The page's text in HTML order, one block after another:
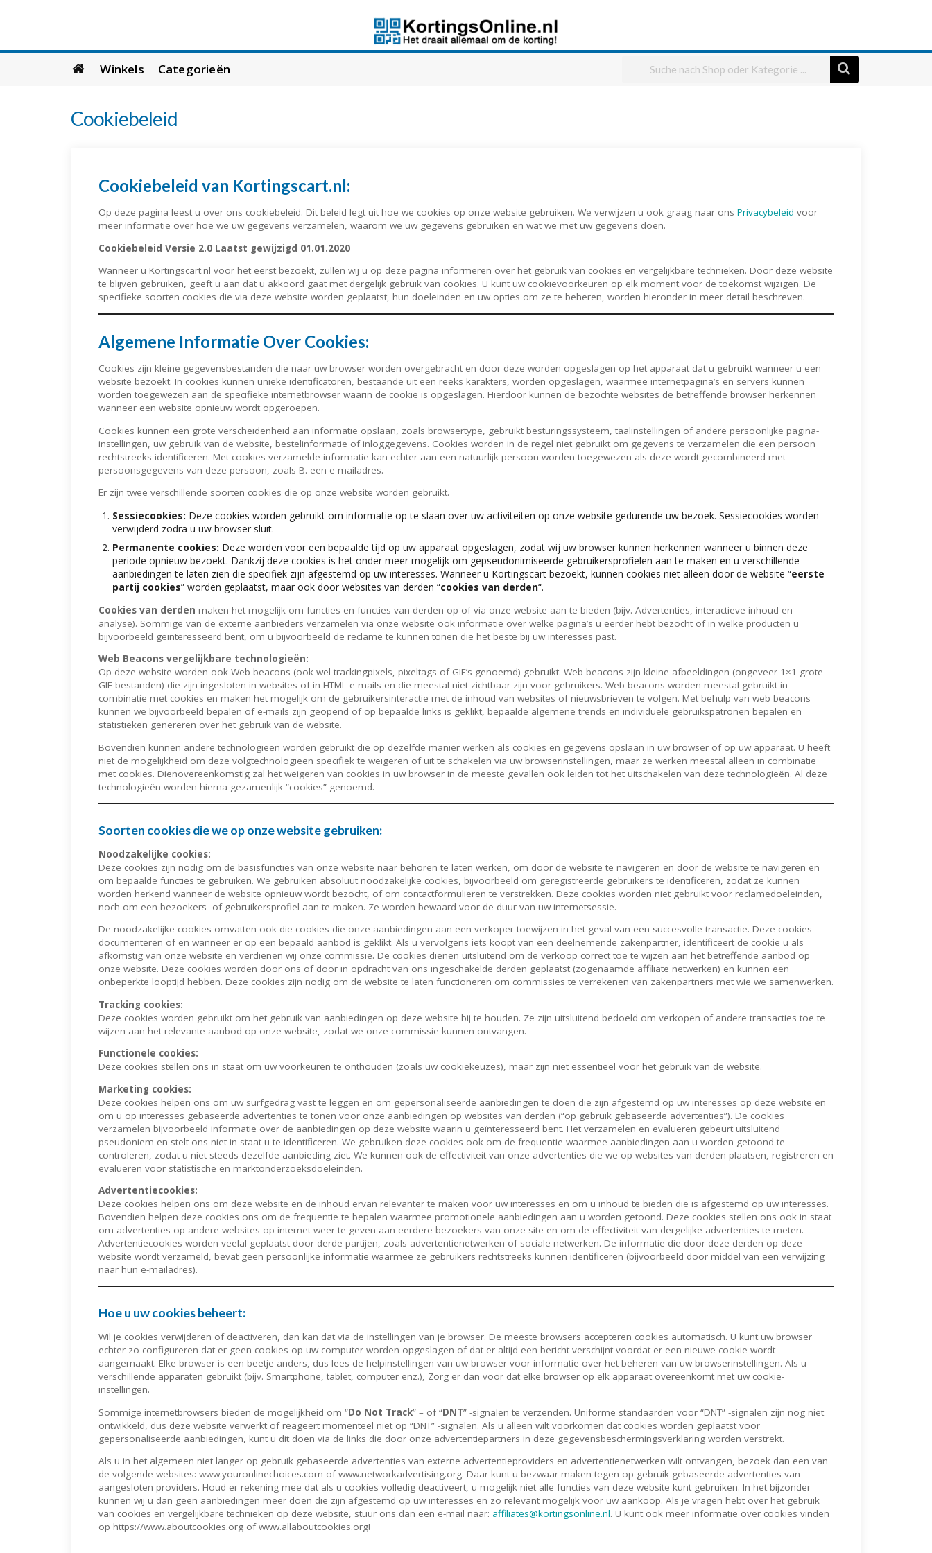
Skip
to
Winkels Categorieën
Cookiebeleid
Cookiebeleid van Kortingscart.nl:
Op deze pagina leest u over ons cookiebeleid. Dit beleid legt uit hoe we cookies op onze website gebruiken. We verwijzen u ook graag naar ons Privacybeleid voor
meer informatie over hoe we uw gegevens verzamelen, waarom we uw gegevens gebruiken en wat we met uw gegevens doen.
Cookiebeleid Versie 2.0 Laatst gewijzigd 01.01.2020
Wanneer u Kortingscart.nl voor het eerst bezoekt, zullen wij u op deze pagina informeren over het gebruik van cookies en vergelijkbare technieken. Door deze website
te blijven gebruiken, geeft u aan dat u akkoord gaat met dergelijk gebruik van cookies. U kunt uw cookievoorkeuren op elk moment voor de toekomst wijzigen. De
specifieke soorten cookies die via deze website worden geplaatst, hun doeleinden en uw opties om ze te beheren, worden hieronder in meer detail beschreven.
Algemene Informatie Over Cookies:
Cookies zijn kleine gegevensbestanden die naar uw browser worden overgebracht en door deze worden opgeslagen op het apparaat dat u gebruikt wanneer u een
website bezoekt. In cookies kunnen unieke identificatoren, bestaande uit een reeks karakters, worden opgeslagen, waarmee internetpagina’s en servers kunnen
worden toegewezen aan de specifieke internetbrowser waarin de cookie is opgeslagen. Hierdoor kunnen de bezochte websites de betreffende browser herkennen
wanneer een website opnieuw wordt opgeroepen.
Cookies kunnen een grote verscheidenheid aan informatie opslaan, zoals browsertype, gebruikt besturingssysteem, taalinstellingen of andere persoonlijke pagina-
instellingen, uw gebruik van de website, bestelinformatie of inloggegevens. Cookies worden in de regel niet gebruikt om gegevens te verzamelen die een persoon
rechtstreeks identificeren. Met cookies verzamelde informatie kan echter aan een natuurlijk persoon worden toegewezen als deze wordt gecombineerd met
persoonsgegevens van deze persoon, zoals B. een e-mailadres.
Er zijn twee verschillende soorten cookies die op onze website worden gebruikt.
Sessiecookies: Deze cookies worden gebruikt om informatie op te slaan over uw activiteiten op onze website gedurende uw bezoek. Sessiecookies worden
verwijderd zodra u uw browser sluit.
Permanente cookies: Deze worden voor een bepaalde tijd op uw apparaat opgeslagen, zodat wij uw browser kunnen herkennen wanneer u binnen deze
periode opnieuw bezoekt. Dankzij deze cookies is het onder meer mogelijk om gepseudonimiseerde gebruikersprofielen aan te maken en u verschillende
aanbiedingen te laten zien die specifiek zijn afgestemd op uw interesses. Wanneer u Kortingscart bezoekt, kunnen cookies niet alleen door de website “eerste
partij cookies” worden geplaatst, maar ook door websites van derden “cookies van derden“.
Cookies van derden maken het mogelijk om functies en functies van derden op of via onze website aan te bieden (bijv. Advertenties, interactieve inhoud en
analyse). Sommige van de externe aanbieders verzamelen via onze website ook informatie over welke pagina’s u eerder hebt bezocht of in welke producten u
bijvoorbeeld geïnteresseerd bent, om u bijvoorbeeld de reclame te kunnen tonen die het beste bij uw interesses past.
Web Beacons vergelijkbare technologieën:
Op deze website worden ook Web beacons (ook wel trackingpixels, pixeltags of GIF’s genoemd) gebruikt. Web beacons zijn kleine afbeeldingen (ongeveer 1×1 grote
GIF-bestanden) die zijn ingesloten in websites of in HTML-e-mails en die meestal niet zichtbaar zijn voor gebruikers. Web beacons worden meestal gebruikt in
combinatie met cookies en maken het mogelijk om de gebruikersinteractie met de inhoud van websites of nieuwsbrieven te volgen. Met behulp van web beacons
kunnen we bijvoorbeeld bepalen of e-mails zijn geopend of op bepaalde links is geklikt, bepaalde algemene trends en individuele gebruikspatronen bepalen en
statistieken genereren over het gebruik van de website.
Bovendien kunnen andere technologieën worden gebruikt die op dezelfde manier werken als cookies en gegevens opslaan in uw browser of op uw apparaat. U heeft
niet de mogelijkheid om deze volgtechnologieën specifiek te weigeren of uit te schakelen via uw browserinstellingen, maar ze werken meestal alleen in combinatie
met cookies. Dienovereenkomstig zal het weigeren van cookies in uw browser in de meeste gevallen ook leiden tot het uitschakelen van deze technologieën. Al deze
technologieën worden hierna gezamenlijk “cookies” genoemd.
Soorten cookies die we op onze website gebruiken:
Noodzakelijke cookies:
Deze cookies zijn nodig om de basisfuncties van onze website naar behoren te laten werken, om door de website te navigeren en door de website te navigeren en
om bepaalde functies te gebruiken. We gebruiken absoluut noodzakelijke cookies, bijvoorbeeld om geregistreerde gebruikers te identificeren, zodat ze kunnen
worden herkend wanneer de website opnieuw wordt bezocht, of om contactformulieren te verstrekken. Deze cookies worden niet gebruikt voor reclamedoeleinden,
noch om een ​​bezoekers- of gebruikersprofiel aan te maken. Ze worden bewaard voor de duur van uw internetsessie.
De noodzakelijke cookies omvatten ook die cookies die onze aanbiedingen aan een verkoper toewijzen in het geval van een succesvolle transactie. Deze cookies
documenteren of en wanneer er op een bepaald aanbod is geklikt. Als u vervolgens iets koopt van een deelnemende zakenpartner, identificeert de cookie u als
afkomstig van onze website en verdienen wij onze commissie. De cookies dienen uitsluitend om de verkoop correct toe te wijzen aan het betreffende aanbod op
onze website. Deze cookies worden door ons of door in opdracht van ons ingeschakelde derden geplaatst (zogenaamde affiliate netwerken) en kunnen een
onbeperkte looptijd hebben. Deze cookies zijn nodig om de website te laten functioneren om commissies te verrekenen van zakenpartners met wie we samenwerken.
Tracking cookies:
Deze cookies worden gebruikt om het gebruik van aanbiedingen op deze website bij te houden. Ze zijn uitsluitend bedoeld om verkopen of andere transacties toe te
wijzen aan het relevante aanbod op onze website, zodat we onze commissie kunnen ontvangen.
Functionele cookies:
Deze cookies stellen ons in staat om uw voorkeuren te onthouden (zoals uw cookiekeuzes), maar zijn niet essentieel voor het gebruik van de website.
Marketing cookies:
Deze cookies helpen ons om uw surfgedrag vast te leggen en om gepersonaliseerde aanbiedingen te doen die zijn afgestemd op uw interesses op deze website en
om u op interesses gebaseerde advertenties te tonen voor onze aanbiedingen op websites van derden (“op gebruik gebaseerde advertenties”). De cookies
verzamelen bijvoorbeeld informatie over de aanbiedingen op deze website waarin u geïnteresseerd bent. Het verzamelen en evalueren gebeurt uitsluitend
pseudoniem en stelt ons niet in staat u te identificeren. We gebruiken deze cookies ook om de frequentie waarmee aanbiedingen aan u worden getoond te
controleren, zodat u niet steeds dezelfde aanbieding ziet. We kunnen ook de effectiviteit van onze advertenties die we op websites van derden plaatsen, registreren en
evalueren voor statistische en marktonderzoeksdoeleinden.
Advertentiecookies:
Deze cookies helpen ons om deze website en de inhoud ervan relevanter te maken voor uw interesses en om u inhoud te bieden die is afgestemd op uw interesses.
Bovendien helpen deze cookies ons om de frequentie te bepalen waarmee promotionele aanbiedingen aan u worden getoond. Deze cookies stellen ons ook in staat
om advertenties op andere websites op internet weer te geven aan eerdere bezoekers van onze site en om de effectiviteit van dergelijke advertenties te meten.
Advertentiecookies worden veelal geplaatst door derde partijen, zoals advertentienetwerken of sociale netwerken. De informatie die door deze derden op deze
website wordt verzameld, bevat geen persoonlijke informatie waarmee ze gebruikers rechtstreeks kunnen identificeren (bijvoorbeeld door middel van een verwijzing
naar hun e-mailadres).
Hoe u uw cookies beheert:
Wil je cookies verwijderen of deactiveren, dan kan dat via de instellingen van je browser. De meeste browsers accepteren cookies automatisch. U kunt uw browser
echter zo configureren dat er geen cookies op uw computer worden opgeslagen of dat er altijd een bericht verschijnt voordat er een nieuwe cookie wordt
aangemaakt. Elke browser is een beetje anders, dus lees de helpinstellingen van uw browser voor informatie over het beheren van uw browserinstellingen. Als u
verschillende apparaten gebruikt (bijv. Smartphone, tablet, computer enz.), Zorg er dan voor dat elke browser op elk apparaat overeenkomt met uw cookie-
instellingen.
Sommige internetbrowsers bieden de mogelijkheid om “Do Not Track” – of “DNT” -signalen te verzenden. Uniforme standaarden voor “DNT” -signalen zijn nog niet
ontwikkeld, dus deze website verwerkt of reageert momenteel niet op “DNT” -signalen. Als u alleen wilt voorkomen dat cookies worden geplaatst voor
gepersonaliseerde aanbiedingen, kunt u dit doen via de links die door onze advertentiepartners in deze gegevensbeschermingsverklaring worden verstrekt.
Als u in het algemeen niet langer op gebruik gebaseerde advertenties van externe advertentieproviders en advertentienetwerken wilt ontvangen, bezoek dan een van
de volgende websites: www.youronlinechoices.com of www.networkadvertising.org. Daar kunt u bezwaar maken tegen op gebruik gebaseerde advertenties van
aangesloten providers. Houd er rekening mee dat als u cookies volledig deactiveert, u mogelijk niet alle functies van deze website kunt gebruiken. In het bijzonder
kunnen wij u dan geen aanbiedingen meer doen die zijn afgestemd op uw interesses en zo relevant mogelijk voor uw aankoop. Als je vragen hebt over het gebruik
van cookies en vergelijkbare technieken op deze website, stuur ons dan een e-mail naar: affiliates@kortingsonline.nl. U kunt ook meer informatie over cookies vinden
op https://www.aboutcookies.org of www.allaboutcookies.org!